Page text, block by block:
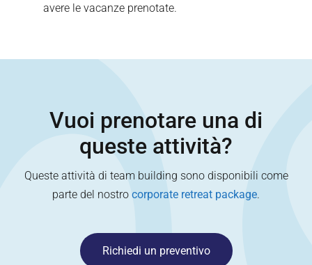
avere le vacanze prenotate.
Vuoi prenotare una di
queste attività?
Queste attività di team building sono disponibili come
parte del nostro corporate retreat package.
Richiedi un preventivo